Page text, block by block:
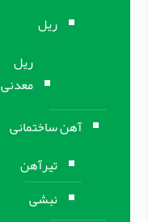
ریل
ریل
معدنی
آهن ساختمانی
تیرآهن
نبشی